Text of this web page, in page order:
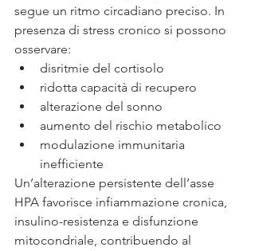
segue un ritmo circadiano preciso. In
presenza di stress cronico si possono
osservare:
disritmie del cortisolo
ridotta capacità di recupero
alterazione del sonno
aumento del rischio metabolico
modulazione immunitaria
inefficiente
Un’alterazione persistente dell’asse
HPA favorisce infiammazione cronica,
insulino-resistenza e disfunzione
mitocondriale, contribuendo al